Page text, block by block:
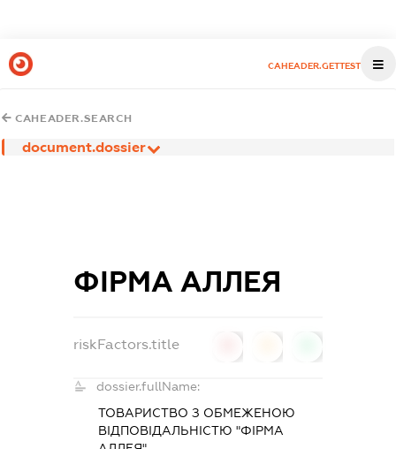
CAHEADER.GETTEST
CAHEADER.SEARCH
document.dossier
ФІРМА АЛЛЕЯ
riskFactors.title
dossier.fullName:
ТОВАРИСТВО З ОБМЕЖЕНОЮ
ВІДПОВІДАЛЬНІСТЮ "ФІРМА